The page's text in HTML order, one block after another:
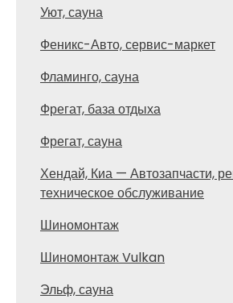
Уют, сауна
Феникс-Авто, сервис-маркет
Фламинго, сауна
Фрегат, база отдыха
Фрегат, сауна
Хендай, Киа — Автозапчасти,
техническое обслуживание
Шиномонтаж
Шиномонтаж Vulkan
Эльф, сауна